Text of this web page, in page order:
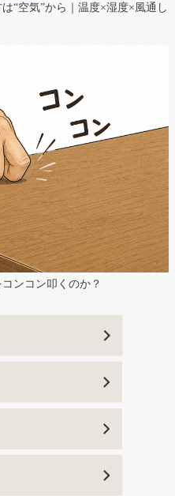
“空気”から｜温度×湿度×風通し
ンコン叩くのか？